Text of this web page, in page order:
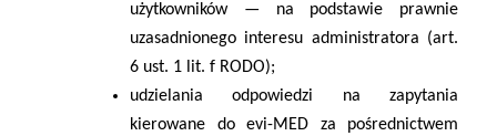
użytkowników — na podstawie prawnie
uzasadnionego interesu administratora (art.
6 ust. 1 lit. f RODO);
udzielania odpowiedzi na zapytania
kierowane do evi-MED za pośrednictwem